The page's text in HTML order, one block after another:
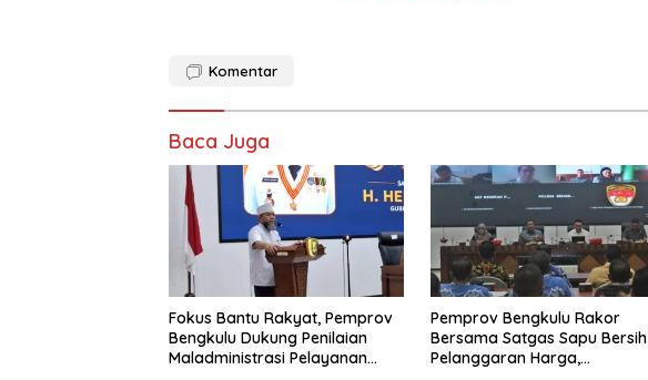
Komentar
Baca Juga
Fokus Bantu Rakyat, Pemprov
Bengkulu Dukung Penilaian
Maladministrasi Pelayanan
Pemprov Bengkulu Rakor
Bersama Satgas Sapu Bersih
Pelanggaran Harga,